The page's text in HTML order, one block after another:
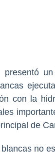
con la
de
no